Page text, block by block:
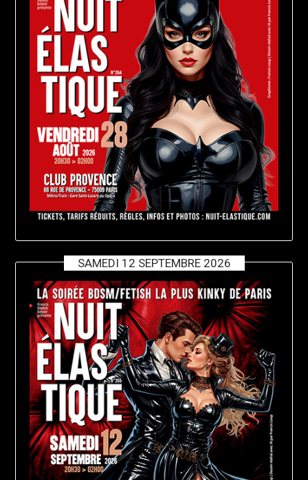
SAMEDI 12 SEPTEMBRE 2026